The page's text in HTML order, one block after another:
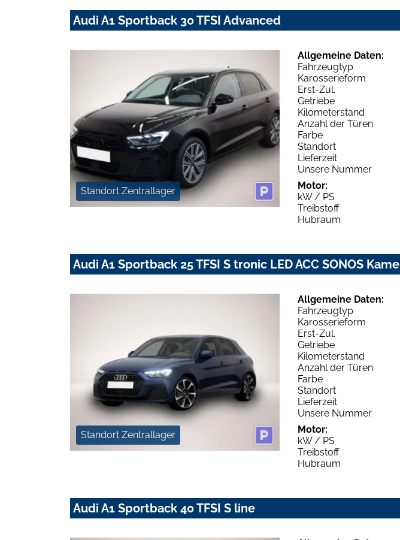
Audi A1 Sportback 30 TFSI Advanced
Standort Zentrallager
Allgemeine Daten:
Fahrzeugtyp
Karosserieform
Erst-Zul.
Getriebe
Kilometerstand
Anzahl der Türen
Farbe
Standort
Lieferzeit
Unsere Nummer
Motor:
kW / PS
Treibstoff
Hubraum
Audi A1 Sportback 25 TFSI S tronic LED ACC SONOS Kame
Standort Zentrallager
Allgemeine Daten:
Fahrzeugtyp
Karosserieform
Erst-Zul.
Getriebe
Kilometerstand
Anzahl der Türen
Farbe
Standort
Lieferzeit
Unsere Nummer
Motor:
kW / PS
Treibstoff
Hubraum
Audi A1 Sportback 40 TFSI S line